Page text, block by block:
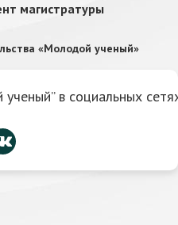
магистратуры
«Молодой ученый»
в социальных